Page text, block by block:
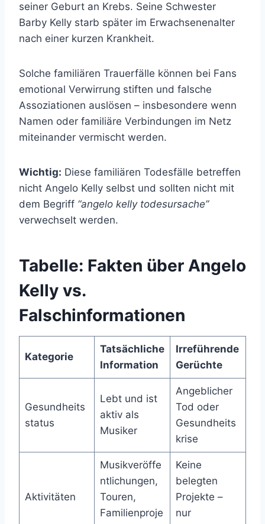
seiner Geburt an Krebs. Seine Schwester
Barby Kelly starb später im Erwachsenenalter
nach einer kurzen Krankheit.
Solche familiären Trauerfälle können bei Fans
emotional Verwirrung stiften und falsche
Assoziationen auslösen – insbesondere wenn
Namen oder familiäre Verbindungen im Netz
miteinander vermischt werden.
Wichtig: Diese familiären Todesfälle betreffen
nicht Angelo Kelly selbst und sollten nicht mit
dem Begriff “angelo kelly todesursache”
verwechselt werden.
Tabelle: Fakten über Angelo
Kelly vs.
Falschinformationen
Kategorie
Tatsächliche
Information
Irreführende
Gerüchte
Gesundheits
status
Lebt und ist
aktiv als
Musiker
Angeblicher
Tod oder
Gesundheits
krise
Aktivitäten
Musikveröffe
ntlichungen,
Touren,
Familienproje
Keine
belegten
Projekte –
nur